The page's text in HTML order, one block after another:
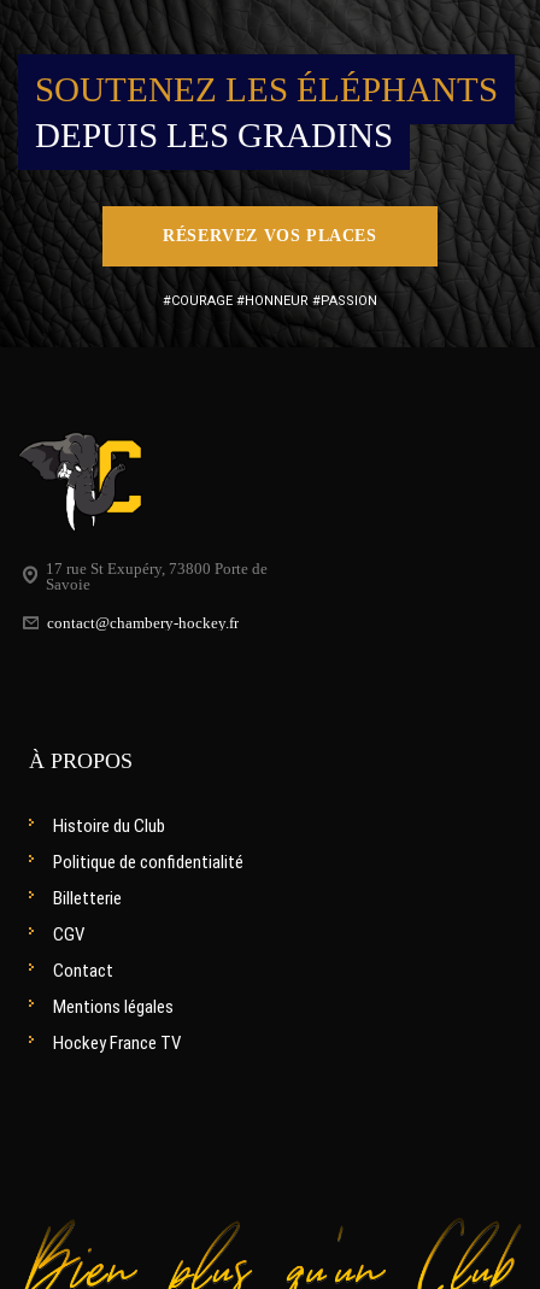
SOUTENEZ LES ÉLÉPHANTS
DEPUIS LES GRADINS
RÉSERVEZ VOS PLACES
#COURAGE #HONNEUR #PASSION
17 rue St Exupéry, 73800 Porte de
Savoie
contact@chambery-hockey.fr
À PROPOS
Histoire du Club
Politique de confidentialité
Billetterie
CGV
Contact
Mentions légales
Hockey France TV